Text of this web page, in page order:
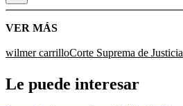
VER MÁS
wilmer carrilloCorte Suprema de Justicia
Le puede interesar